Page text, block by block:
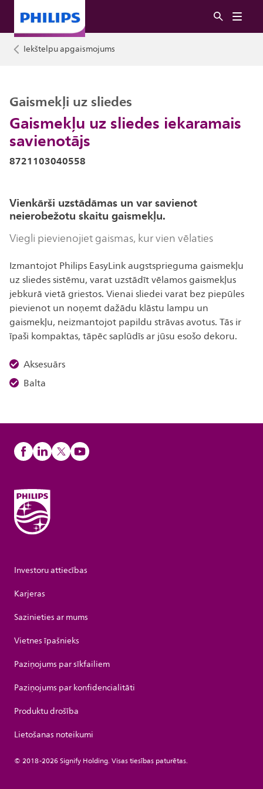
Iekštelpu apgaismojums
Gaismekļu uz sliedes iekaramais
savienotājs
Gaismekļi uz sliedes
8721103040558
Vienkārši uzstādāmas un var savienot
neierobežotu skaitu gaismekļu.
Viegli pievienojiet gaismas, kur vien vēlaties
Izmantojot Philips EasyLink augstsprieguma gaismekļu
uz sliedes sistēmu, varat uzstādīt vēlamos gaismekļus
jebkurā vietā griestos. Vienai sliedei varat bez piepūles
pievienot un noņemt dažādu klāstu lampu un
gaismekļu, neizmantojot papildu strāvas avotus. Tās ir
īpaši kompaktas, tāpēc saplūdīs ar jūsu esošo dekoru.
Aksesuārs
Balta
Investoru attiecības
Karjeras
Sazinieties ar mums
Vietnes īpašnieks
Paziņojums par sīkfailiem
Paziņojums par konfidencialitāti
Produktu drošība
Lietošanas noteikumi
© 2018-2026 Signify Holding. Visas tiesības paturētas.